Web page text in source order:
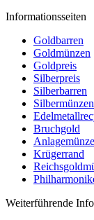
Informationsseiten
Goldbarren
Goldmünzen
Goldpreis
Silberpreis
Silberbarren
Silbermünzen
Bruchgold
Krügerrand
Weiterführende